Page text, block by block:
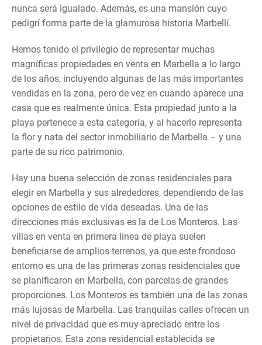
nunca será igualado. Además, es una mansión cuyo
pedigrí forma parte de la glamurosa historia Marbellí.
Hemos tenido el privilegio de representar muchas
magníficas propiedades en venta en Marbella a lo largo
de los años, incluyendo algunas de las más importantes
vendidas en la zona, pero de vez en cuando aparece una
casa que es realmente única. Esta propiedad junto a la
playa pertenece a esta categoría, y al hacerlo representa
la flor y nata del sector inmobiliario de Marbella – y una
parte de su rico patrimonio.
Hay una buena selección de zonas residenciales para
elegir en Marbella y sus alrededores, dependiendo de las
opciones de estilo de vida deseadas. Una de las
direcciones más exclusivas es la de Los Monteros. Las
villas en venta en primera línea de playa suelen
beneficiarse de amplios terrenos, ya que este frondoso
entorno es una de las primeras zonas residenciales que
se planificaron en Marbella, con parcelas de grandes
proporciones. Los Monteros es también una de las zonas
más lujosas de Marbella. Las tranquilas calles ofrecen un
nivel de privacidad que es muy apreciado entre los
propietarios. Esta zona residencial establecida se